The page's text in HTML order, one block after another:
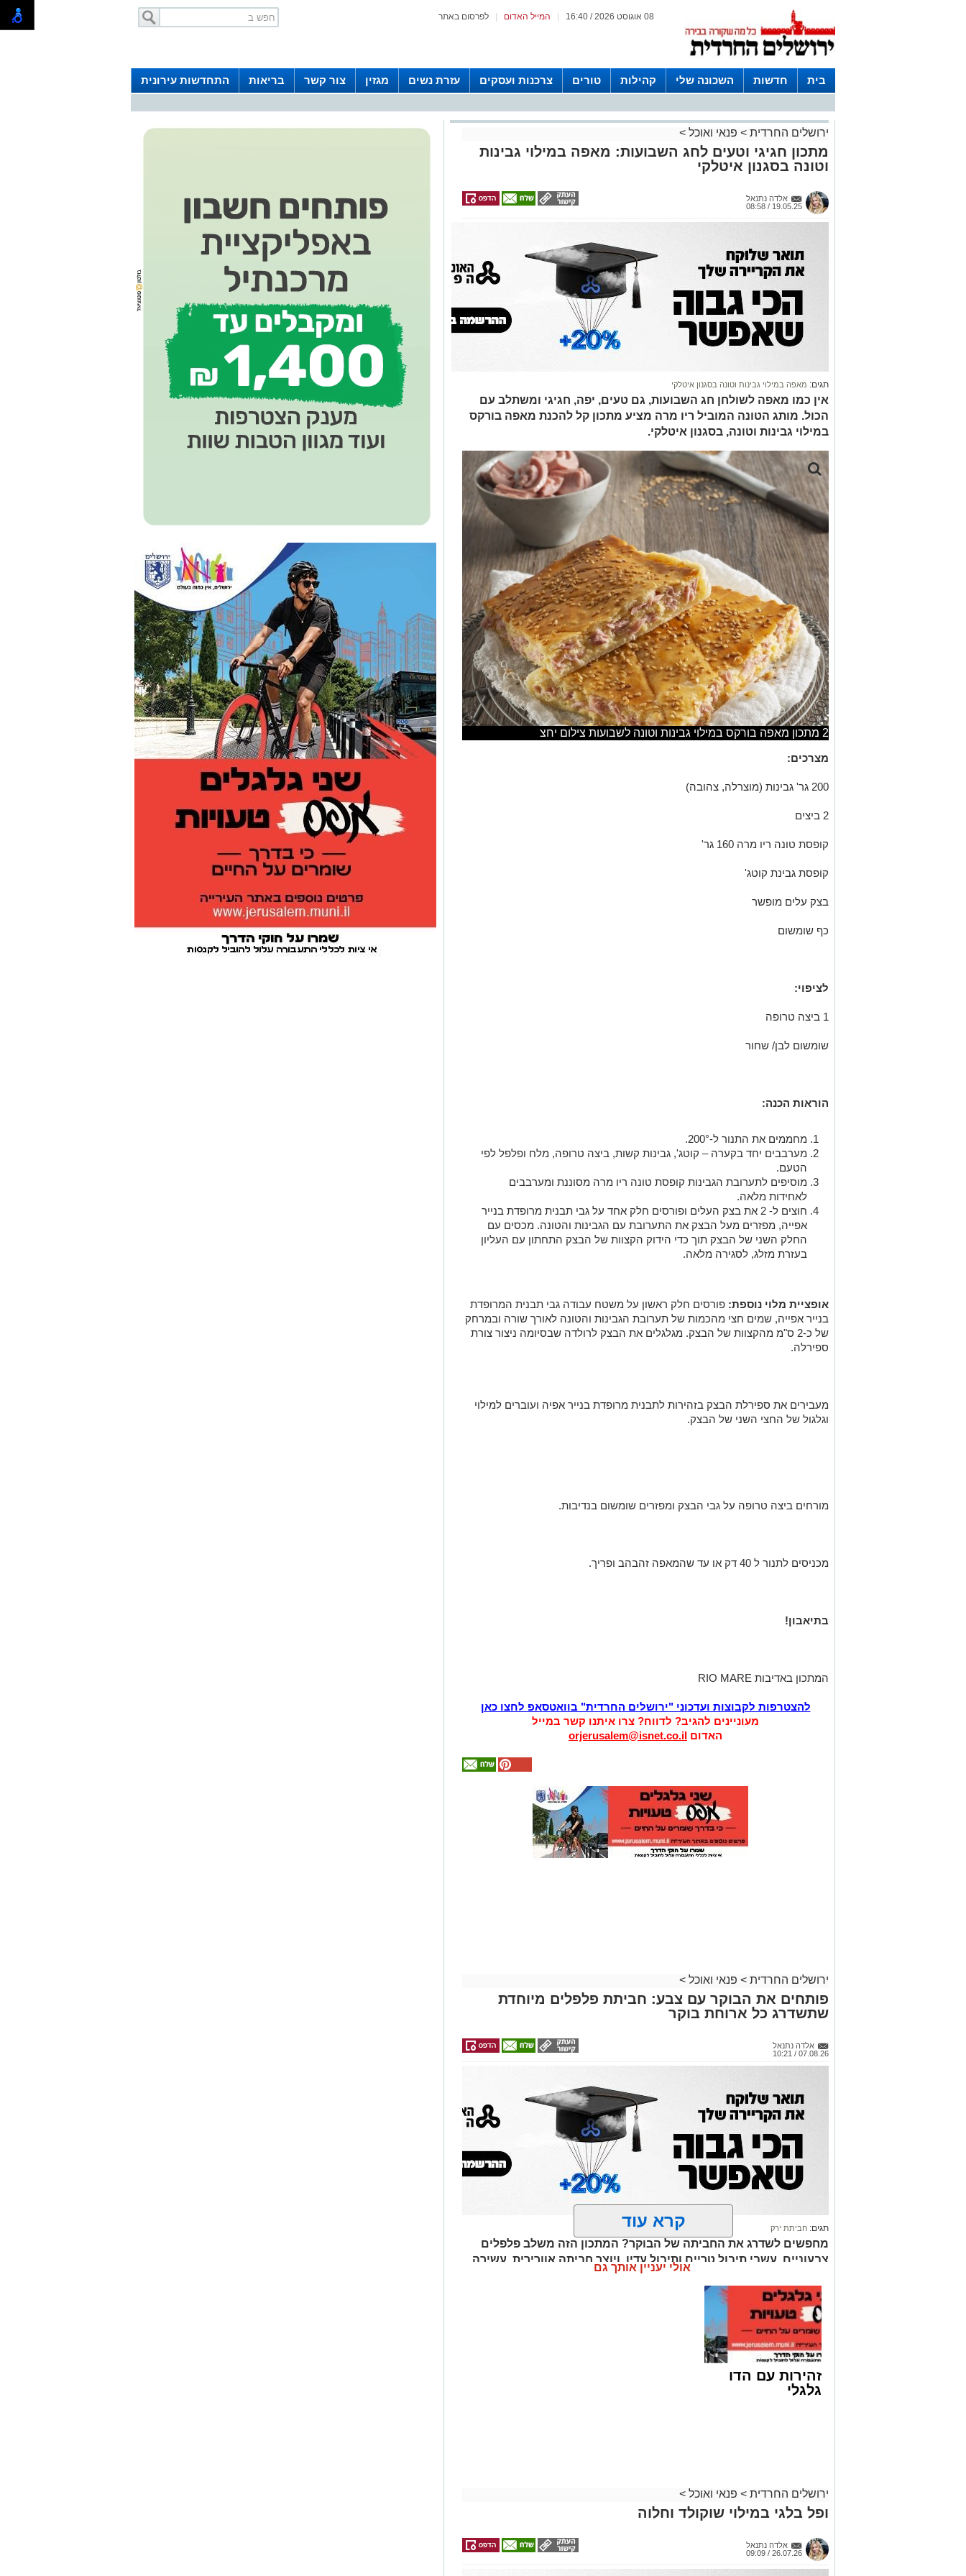
לפרסום באתר המייל האדום 08 אוגוסט 2026 / 16:40
בית חדשות השכונה שלי קהילות טורים צרכנות ועסקים עזרת נשים מגזין צור קשר בריאות
התחדשות עירונית
ירושלים החרדית > פנאי ואוכל >
מתכון חגיגי וטעים לחג השבועות: מאפה במילוי גבינות
וטונה בסגנון איטלקי
אלדה נתנאל
19.05.25 / 08:58
תגים: מאפה במילוי גבינות וטונה בסגנון איטלקי
אין כמו מאפה לשולחן חג השבועות, גם טעים, יפה, חגיגי ומשתלב עם
הכול. מותג הטונה המוביל ריו מרה מציע מתכון קל להכנת מאפה בורקס
במילוי גבינות וטונה, בסגנון איטלקי.
2 מתכון מאפה בורקס במילוי גבינות וטונה לשבועות צילום יחצ
מצרכים:
200 גר' גבינות (מוצרלה, צהובה)
2 ביצים
קופסת טונה ריו מרה 160 גר'
קופסת גבינת קוטג'
בצק עלים מופשר
כף שומשום
לציפוי:
1 ביצה טרופה
שומשום לבן/ שחור
הוראות הכנה:
מחממים את התנור ל-200°.
מערבבים יחד בקערה – קוטג', גבינות קשות, ביצה טרופה, מלח ופלפל לפי
הטעם.
מוסיפים לתערובת הגבינות קופסת טונה ריו מרה מסוננת ומערבבים
לאחידות מלאה.
חוצים ל- 2 את בצק העלים ופורסים חלק אחד על גבי תבנית מרופדת בנייר
אפייה, מפזרים מעל הבצק את התערובת עם הגבינות והטונה. מכסים עם
החלק השני של הבצק תוך כדי הידוק הקצוות של הבצק התחתון עם העליון
בעזרת מזלג, לסגירה מלאה.
אופציית מלוי נוספת: פורסים חלק ראשון על משטח עבודה גבי תבנית המרופדת
בנייר אפייה, שמים חצי מהכמות של תערובת הגבינות והטונה לאורך שורה ובמרחק
של כ-2 ס"מ מהקצוות של הבצק. מגלגלים את הבצק לרולדה שבסיומה ניצור צורת
ספירלה.
מעבירים את ספירלת הבצק בזהירות לתבנית מרופדת בנייר אפיה ועוברים למילוי
וגלגול של החצי השני של הבצק.
מורחים ביצה טרופה על גבי הבצק ומפזרים שומשום בנדיבות.
מכניסים לתנור ל 40 דק או עד שהמאפה זהבהב ופריך.
בתיאבון!
המתכון באדיבות RIO MARE
להצטרפות לקבוצות ועדכוני "ירושלים החרדית" בוואטסאפ לחצו כאן
מעוניינים להגיב? לדווח? צרו איתנו קשר במייל
האדום orjerusalem@isnet.co.il
ירושלים החרדית > פנאי ואוכל >
פותחים את הבוקר עם צבע: חביתת פלפלים מיוחדת
שתשדרג כל ארוחת בוקר
אלדה נתנאל
07.08.26 / 10:21
תגים: חביתת ירק
מחפשים לשדרג את החביתה של הבוקר? המתכון הזה משלב פלפלים
צבעוניים, עשבי תיבול טריים ותיבול עדין, ויוצר חביתה אוורירית, עשירה
קרא עוד
אולי יעניין אותך גם
זהירות עם הדו
גלגלי
ירושלים החרדית > פנאי ואוכל >
ופל בלגי במילוי שוקולד וחלוה
אלדה נתנאל
26.07.26 / 09:09